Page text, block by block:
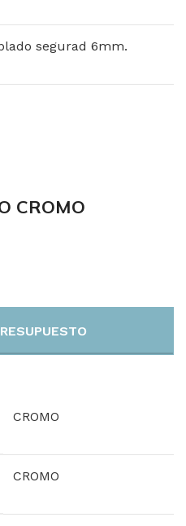
segurad 6mm.
CROMO
CROMO
CROMO